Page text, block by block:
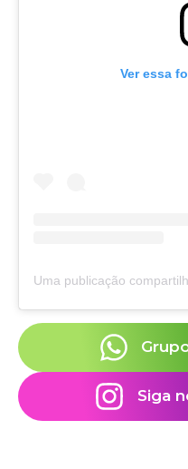
Ver essa
Siga